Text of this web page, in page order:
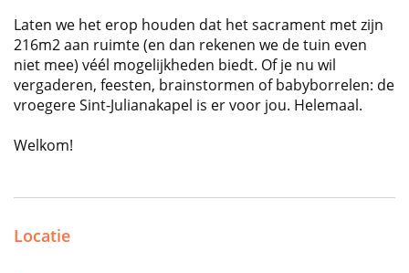
Laten we het erop houden dat het sacrament met zijn
216m2 aan ruimte (en dan rekenen we de tuin even
niet mee) véél mogelijkheden biedt. Of je nu wil
vergaderen, feesten, brainstormen of babyborrelen: de
vroegere Sint-Julianakapel is er voor jou. Helemaal.
Welkom!
Locatie